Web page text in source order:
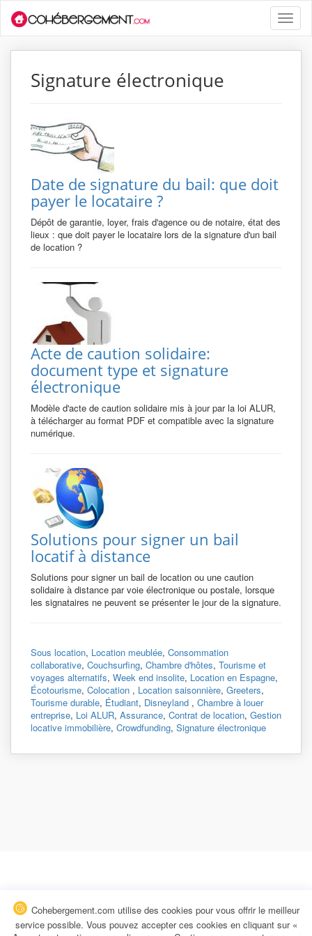
Toggle
Signature électronique
Date de signature du bail: que doit
payer le locataire ?
Dépôt de garantie, loyer, frais d'agence ou de notaire, état des
lieux : que doit payer le locataire lors de la signature d'un bail
de location ?
Acte de caution solidaire:
document type et signature
électronique
Modèle d'acte de caution solidaire mis à jour par la loi ALUR,
à télécharger au format PDF et compatible avec la signature
numérique.
Solutions pour signer un bail
locatif à distance
Solutions pour signer un bail de location ou une caution
solidaire à distance par voie électronique ou postale, lorsque
les signataires ne peuvent se présenter le jour de la signature.
Sous location, Location meublée, Consommation
collaborative, Couchsurfing, Chambre d'hôtes, Tourisme et
voyages alternatifs, Week end insolite, Location en Espagne,
Écotourisme, Colocation , Location saisonnière, Greeters,
Tourisme durable, Étudiant, Disneyland , Chambre à louer
entreprise, Loi ALUR, Assurance, Contrat de location, Gestion
locative immobilière, Crowdfunding, Signature électronique
Cohebergement.com utilise des cookies pour vous offrir le meilleur
service possible. Vous pouvez accepter ces cookies en cliquant sur «